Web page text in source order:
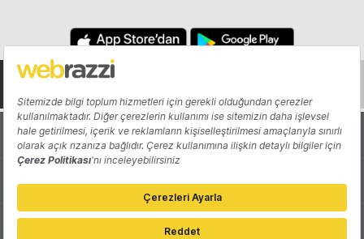
Hakkında Yazarlar
Katkıda Bulun Reklam